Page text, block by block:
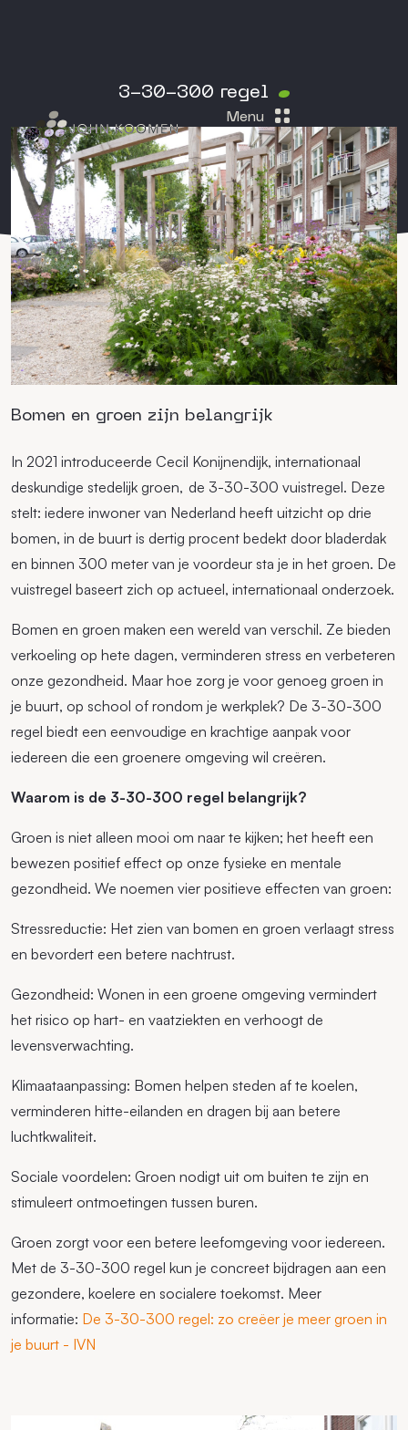
Menu
3-30-300 regel
Bomen en groen zijn belangrijk
In 2021 introduceerde Cecil Konijnendijk, internationaal
deskundige stedelijk groen, de 3-30-300 vuistregel. Deze
stelt: iedere inwoner van Nederland heeft uitzicht op drie
bomen, in de buurt is dertig procent bedekt door bladerdak
en binnen 300 meter van je voordeur sta je in het groen. De
vuistregel baseert zich op actueel, internationaal onderzoek.
Bomen en groen maken een wereld van verschil. Ze bieden
verkoeling op hete dagen, verminderen stress en verbeteren
onze gezondheid. Maar hoe zorg je voor genoeg groen in
je buurt, op school of rondom je werkplek? De 3-30-300
regel biedt een eenvoudige en krachtige aanpak voor
iedereen die een groenere omgeving wil creëren.
Waarom is de 3-30-300 regel belangrijk?
Groen is niet alleen mooi om naar te kijken; het heeft een
bewezen positief effect op onze fysieke en mentale
gezondheid. We noemen vier positieve effecten van groen:
Stressreductie: Het zien van bomen en groen verlaagt stress
en bevordert een betere nachtrust.
Gezondheid: Wonen in een groene omgeving vermindert
het risico op hart- en vaatziekten en verhoogt de
levensverwachting.
Klimaataanpassing: Bomen helpen steden af te koelen,
verminderen hitte-eilanden en dragen bij aan betere
luchtkwaliteit.
Sociale voordelen: Groen nodigt uit om buiten te zijn en
stimuleert ontmoetingen tussen buren.
Groen zorgt voor een betere leefomgeving voor iedereen.
Met de 3-30-300 regel kun je concreet bijdragen aan een
gezondere, koelere en socialere toekomst. Meer
informatie: De 3-30-300 regel: zo creëer je meer groen in
je buurt - IVN